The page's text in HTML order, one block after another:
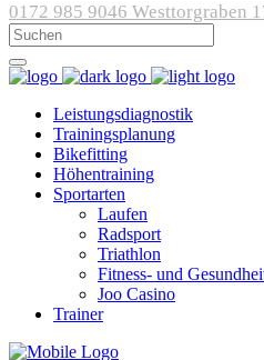
0172 985 9046 Westtorgraben
Leistungsdiagnostik
Trainingsplanung
Bikefitting
Höhentraining
Sportarten
Laufen
Radsport
Triathlon
Fitness- und
Joo Casino
Trainer